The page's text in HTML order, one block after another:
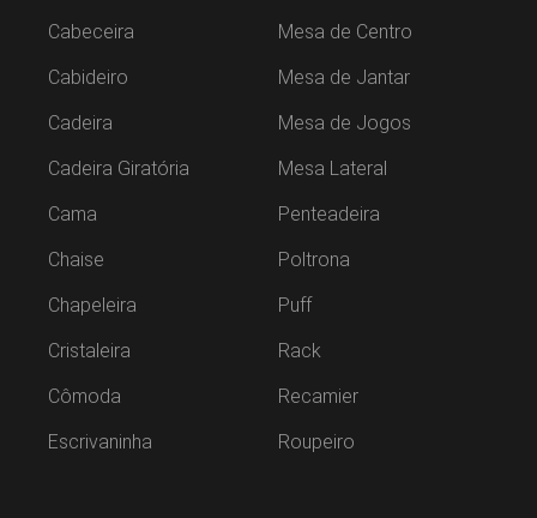
Cabeceira
Cabideiro
Cadeira
Cadeira Giratória
Cama
Chaise
Chapeleira
Cristaleira
Cômoda
Escrivaninha
Mesa de Centro
Mesa de Jantar
Mesa de Jogos
Mesa Lateral
Penteadeira
Poltrona
Puff
Rack
Recamier
Roupeiro